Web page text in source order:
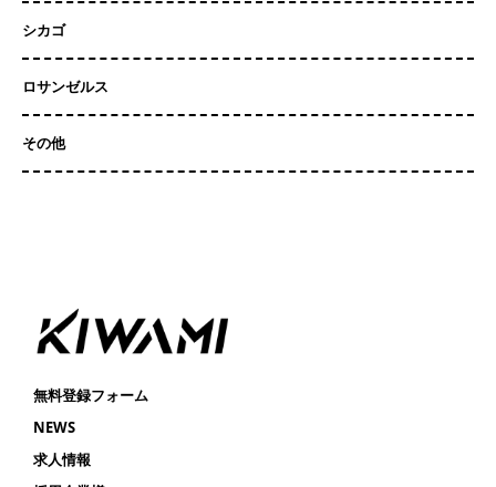
シカゴ
ロサンゼルス
その他
無料登録フォーム
NEWS
求人情報